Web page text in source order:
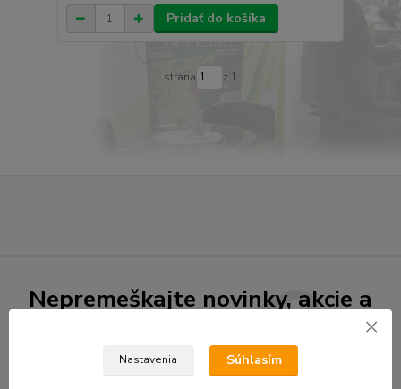
Pridať do košíka
strana z 1
Nepremeškajte novinky, akcie a
Nastavenia Súhlasím